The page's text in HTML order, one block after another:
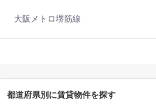
大阪メトロ堺筋線
都道府県別に賃貸物件を探す